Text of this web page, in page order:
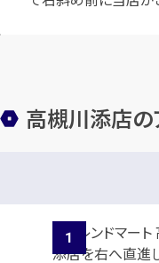
高槻川添店の